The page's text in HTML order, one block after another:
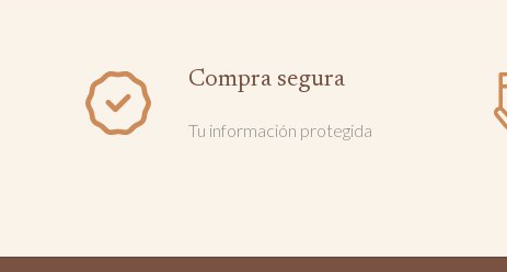
Compra segura
Tu información protegida